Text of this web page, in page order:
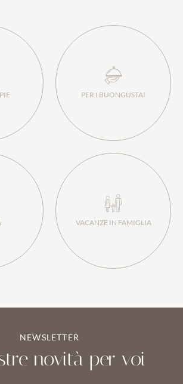
Camere e suite
Servizi inclusi
Offerte
Last minute
Prenotazione
Wellness
PER I BUONGUSTAI
VACANZE IN FAMIGLIA
NEWSLETTER
novità per voi